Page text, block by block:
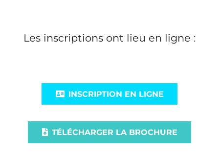
Les inscriptions ont lieu en ligne :
INSCRIPTION EN LIGNE
TÉLÉCHARGER LA BROCHURE